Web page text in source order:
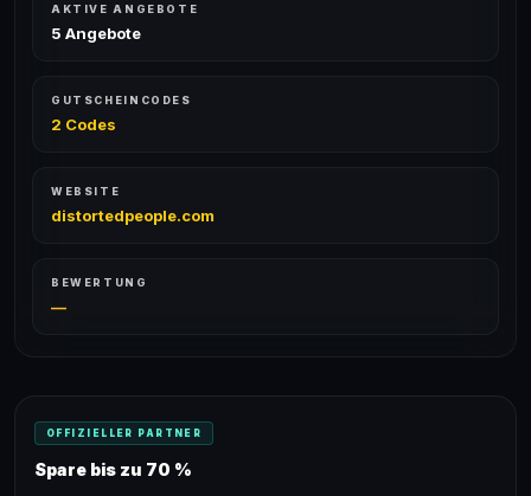
AKTIVE ANGEBOTE
5 Angebote
GUTSCHEINCODES
2 Codes
WEBSITE
distortedpeople.com
BEWERTUNG
—
OFFIZIELLER PARTNER
Spare bis zu 70 %